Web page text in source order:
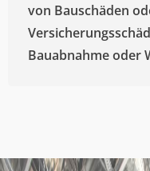
von Bauschäden
Bauabnahme oder